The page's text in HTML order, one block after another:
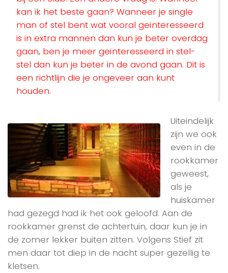
kan ik het beste gaan? Wanneer je single
man of stel bent wat vooral geïnteresseerd
is in extra mannen dan kun je beter overdag
gaan, ben je meer geïnteresseerd in stel-
stel dan kun je beter in de avond gaan. Dit is
een richtlijn die je ongeveer aan kunt
houden.
Uiteindelijk
zijn we ook
even in de
rookkamer
geweest,
als je
huiskamer
had gezegd had ik het ook geloofd. Aan de
rookkamer grenst de achtertuin, daar kun je in
de zomer lekker buiten zitten. Volgens Stief zit
men daar tot diep in de nacht super gezellig te
kletsen.